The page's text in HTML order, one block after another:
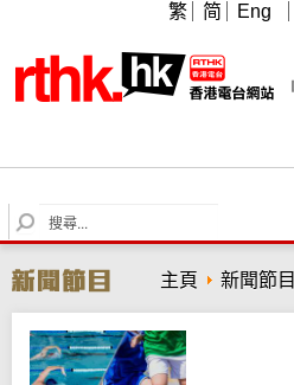
繁 简 Eng
S
e
r
c
h
主頁 新聞節目